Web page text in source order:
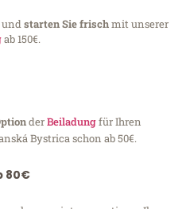
undstarten Sie frischmit unserer
ab 150€.
derBeiladungfür Ihren
Bystrica schon ab 50€.
80€